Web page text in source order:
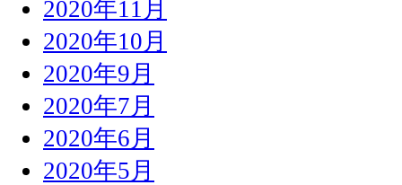
2020年11月
2020年10月
2020年9月
2020年7月
2020年6月
2020年5月